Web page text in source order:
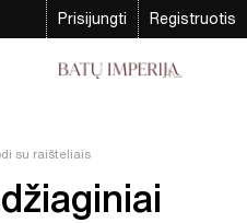
Prisijungti Registruotis
su raišteliais